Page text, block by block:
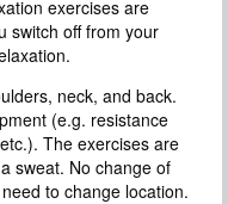
exercises are
switch off from your
neck, and back.
(e.g. resistance
The exercises are
sweat. No change of
to change location.